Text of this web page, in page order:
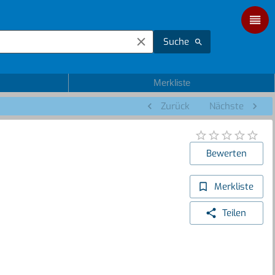
Suche
Merkliste
Zurück Nächste
Bewerten
Merkliste
Teilen